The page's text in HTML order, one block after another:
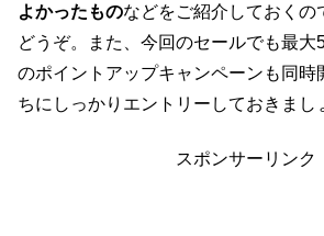
よかったものなどをご紹介しておくの
どうぞ。また、今回のセールでも最大
のポイントアップキャンペーンも同時
ちにしっかりエントリーしておきまし
スポンサーリンク